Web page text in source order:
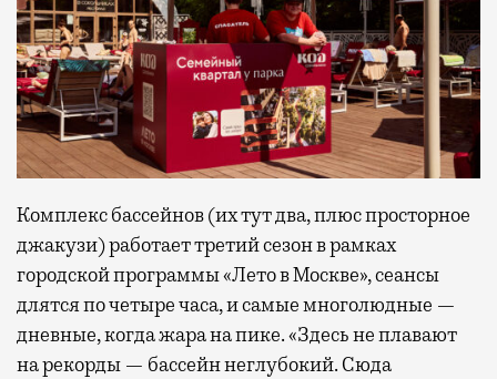
Комплекс бассейнов (их тут два, плюс просторное
джакузи) работает третий сезон в рамках
городской программы «Лето в Москве», сеансы
длятся по четыре часа, и самые многолюдные —
дневные, когда жара на пике. «Здесь не плавают
на рекорды — бассейн неглубокий. Сюда